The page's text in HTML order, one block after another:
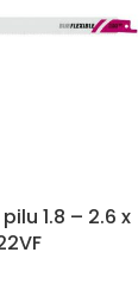
1.8 – 2.6 x